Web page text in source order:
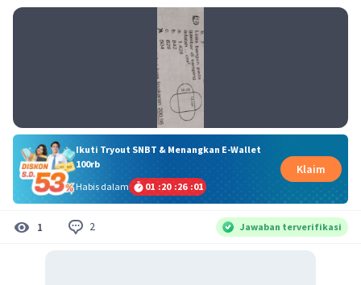
Ikuti Tryout SNBT & Menangkan E-Wallet
100rb
Habis dalam
01 :20 :26 :00
Klaim
1 2 Jawaban terverifikasi